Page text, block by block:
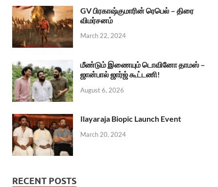
GV பிரகாஷ்குமாரின் ரெபெல் – திரை
விமர்சனம்
March 22, 2024
மீண்டும் இணையும் டொவினோ தாமஸ் –
ஜான்பால் ஜார்ஜ் கூட்டணி!
August 6, 2026
Ilayaraja Biopic Launch Event
March 20, 2024
RECENT POSTS